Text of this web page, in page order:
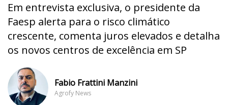
Em entrevista exclusiva, o presidente da
Faesp alerta para o risco climático
crescente, comenta juros elevados e detalha
os novos centros de excelência em SP
Fabio Frattini Manzini
Agrofy News